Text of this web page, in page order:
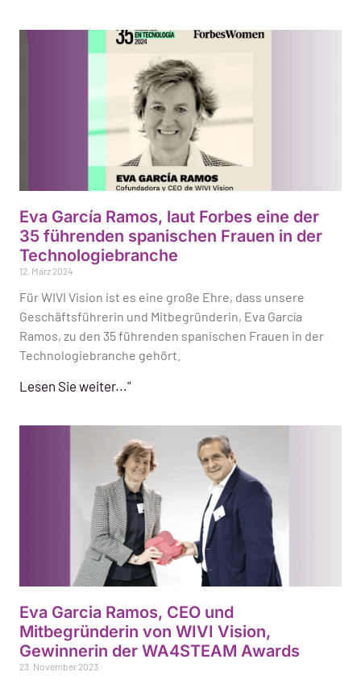
Eva García Ramos, laut Forbes eine der
35 führenden spanischen Frauen in der
Technologiebranche
12. März 2024
Für WIVI Vision ist es eine große Ehre, dass unsere
Geschäftsführerin und Mitbegründerin, Eva García
Ramos, zu den 35 führenden spanischen Frauen in der
Technologiebranche gehört.
Lesen Sie weiter..."
Eva Garcia Ramos, CEO und
Mitbegründerin von WIVI Vision,
Gewinnerin der WA4STEAM Awards
23. November 2023